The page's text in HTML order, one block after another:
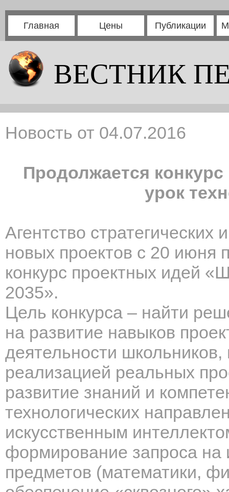
Главная Цены Публикации
ВЕСТНИК
Новость от 04.07.2016
Продолжается
урок
Агентство
новых проектов с 20 июня
конкурс проектных идей
2035».
Цель конкурса – найти
на развитие навыков
деятельности
реализацией реальных
развитие знаний и
технологических
искусственным
формирование запроса на
предметов (математики,